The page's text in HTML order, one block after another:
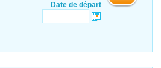
Date de départ